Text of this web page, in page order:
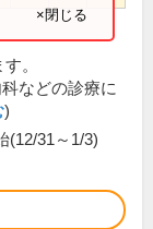
×閉じる
。
などの診療に
)
(12/31～1/3)